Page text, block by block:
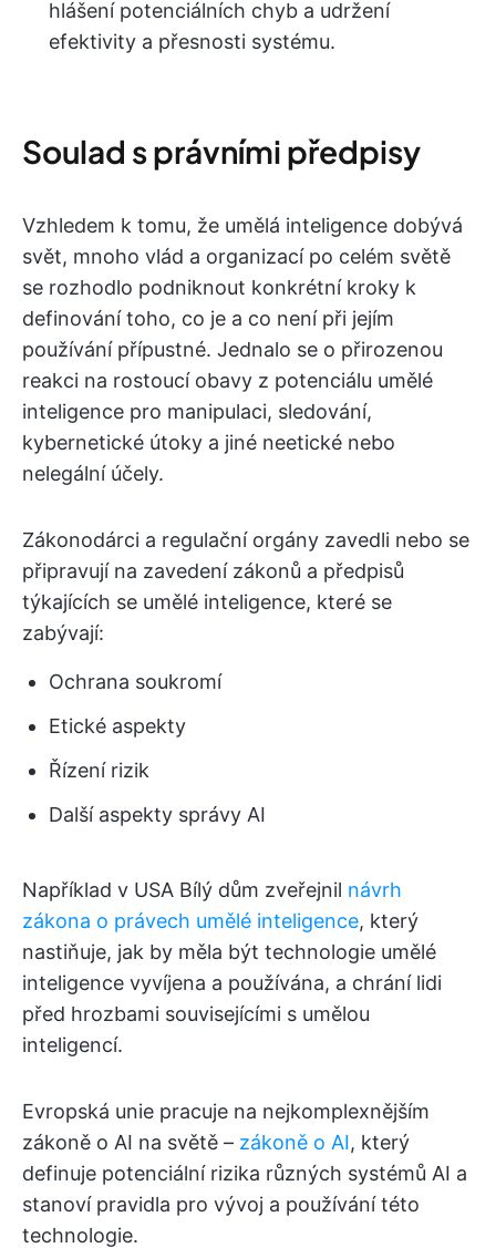
hlášení potenciálních chyb a udržení
efektivity a přesnosti systému.
Soulad s právními předpisy
Vzhledem k tomu, že umělá inteligence dobývá
svět, mnoho vlád a organizací po celém světě
se rozhodlo podniknout konkrétní kroky k
definování toho, co je a co není při jejím
používání přípustné. Jednalo se o přirozenou
reakci na rostoucí obavy z potenciálu umělé
inteligence pro manipulaci, sledování,
kybernetické útoky a jiné neetické nebo
nelegální účely.
Zákonodárci a regulační orgány zavedli nebo se
připravují na zavedení zákonů a předpisů
týkajících se umělé inteligence, které se
zabývají:
Ochrana soukromí
Etické aspekty
Řízení rizik
Další aspekty správy AI
Například v USA Bílý dům zveřejnil návrh
zákona o právech umělé inteligence, který
nastiňuje, jak by měla být technologie umělé
inteligence vyvíjena a používána, a chrání lidi
před hrozbami souvisejícími s umělou
inteligencí.
Evropská unie pracuje na nejkomplexnějším
zákoně o AI na světě – zákoně o AI, který
definuje potenciální rizika různých systémů AI a
stanoví pravidla pro vývoj a používání této
technologie.